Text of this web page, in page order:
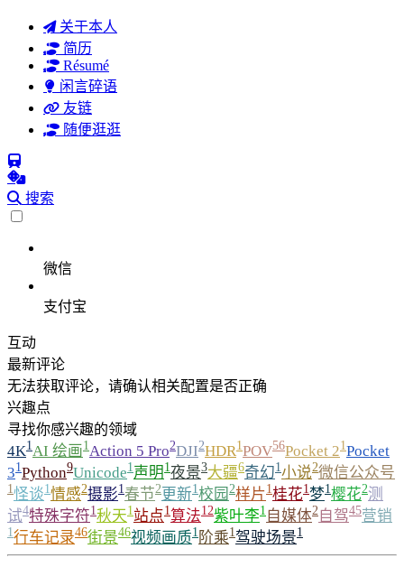
关于本人
简历
Résumé
闲言碎语
友链
随便逛逛
搜索
微信
支付宝
互动
最新评论
无法获取评论，请确认相关配置是否正确
兴趣点
寻找你感兴趣的领域
4K1AI 绘画1Action 5 Pro2DJI2HDR1POV56Pocket 21Pocket
31Python9Unicode1声明 1夜景3大疆6奇幻1小说2微信公众号
1怪谈1情感2摄影1春节2更新1校园 2样片1桂花1梦1樱花2测
试4特殊字符1秋天1站点1算法12紫叶李1 自媒体2自驾45营销
1行车记录46街景46视频画质1 阶乘1驾驶场景1